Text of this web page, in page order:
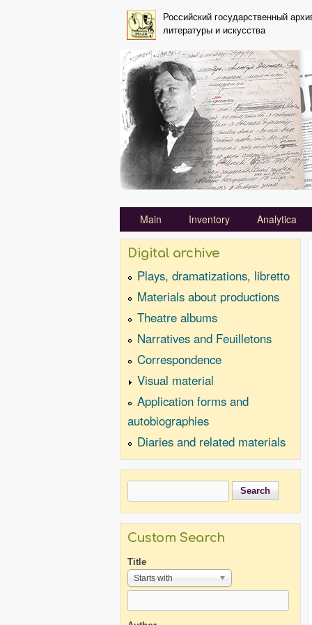
Российский государственный
литературы и искусства
Primary_tsvetaeva for Mihail
Main Inventory Analytica
Digital archive
Plays, dramatizations, libretto
Materials about productions
Theatre albums
Narratives and Feuilletons
Correspondence
Visual material
Application forms and
autobiographies
Diaries and related materials
Search form
Custom Search
Title
Starts with